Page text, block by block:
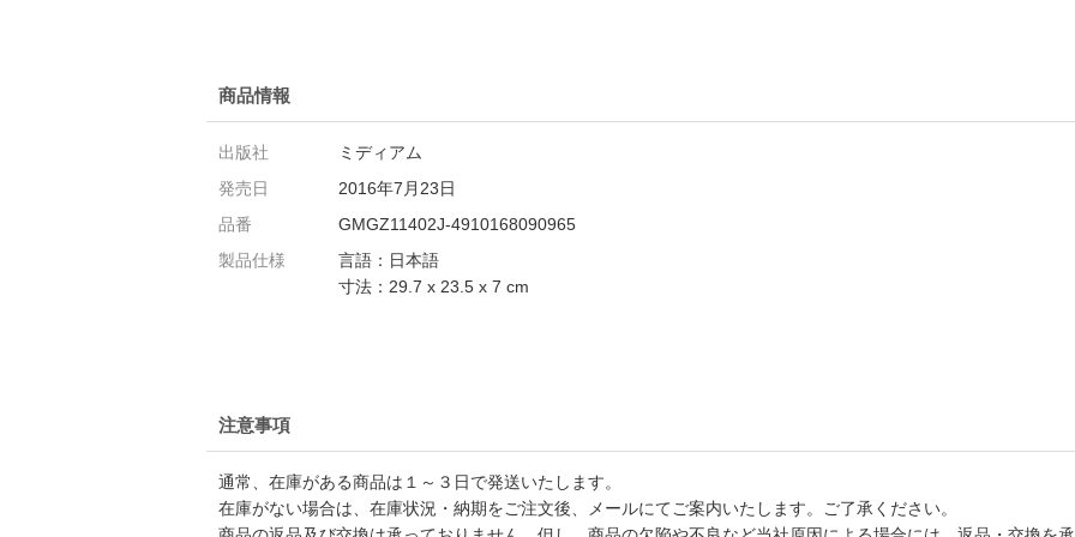
商品情報
出版社
ミディアム
発売日
2016年7月23日
品番
GMGZ11402J-4910168090965
製品仕様
言語：日本語
寸法：29.7 x 23.5 x 7 cm
注意事項
通常、在庫がある商品は１～３日で発送いたします。
在庫がない場合は、在庫状況・納期をご注文後、メールにてご案内いたします。ご了承ください。